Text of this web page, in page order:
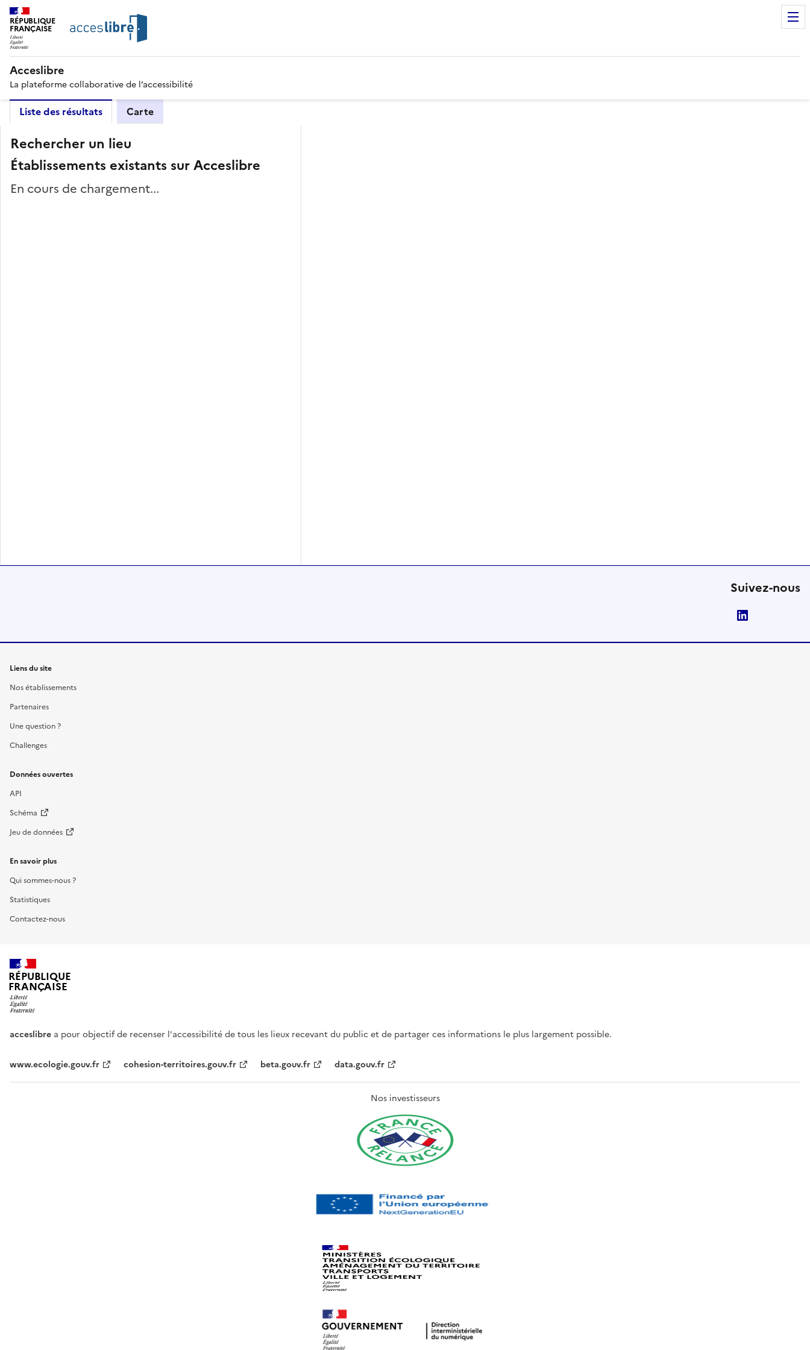
RÉPUBLIQUE
FRANÇAISE
Acceslibre
La plateforme collaborative de l’accessibilité
Liste des résultats Carte
Rechercher un lieu
Établissements existants sur Acceslibre
En cours de chargement...
Suivez-nous
Liens du site
Nos établissements
Partenaires
Une question ?
Challenges
Données ouvertes
API
Schéma
Jeu de données
En savoir plus
Qui sommes-nous ?
Statistiques
Contactez-nous
RÉPUBLIQUE
FRANÇAISE
acceslibre a pour objectif de recenser l'accessibilité de tous les lieux recevant du public et de partager ces informations le plus largement possible.
www.ecologie.gouv.fr cohesion-territoires.gouv.fr beta.gouv.fr data.gouv.fr
Nos investisseurs